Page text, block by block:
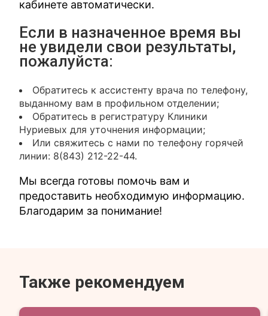
кабинете автоматически.
Если в назначенное время вы
не увидели свои результаты,
пожалуйста:
Обратитесь к ассистенту врача по телефону,
выданному вам в профильном отделении;
Обратитесь в регистратуру Клиники
Нуриевых для уточнения информации;
Или свяжитесь с нами по телефону горячей
линии: 8(843) 212-22-44.
Мы всегда готовы помочь вам и
предоставить необходимую информацию.
Благодарим за понимание!
Также рекомендуем